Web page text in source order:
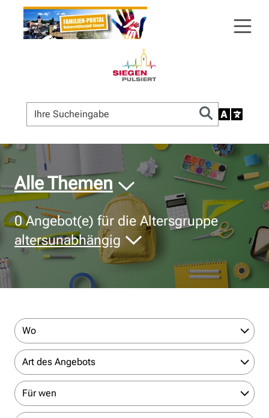
© Bildnachweis
Alle Themen
0Angebot(e) für die Altersgruppe
altersunabhängig
Wo
Art des Angebots
Für wen